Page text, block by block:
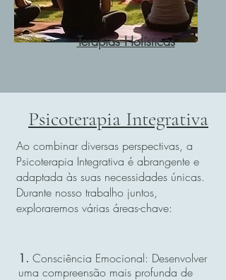
Terapias Holísticas
Psicoterapia Integrativa
Ao combinar diversas perspectivas, a
Psicoterapia Integrativa é abrangente e
adaptada às suas necessidades únicas.
Durante nosso trabalho juntos,
exploraremos várias áreas-chave:
1. Consciência Emocional: Desenvolver
uma compreensão mais profunda de